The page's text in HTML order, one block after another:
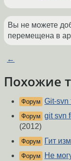
Вы не можете
перемещена в
←
Похожие
Форум Git-svn
Форум git svn
(2012)
Форум Гит
Форум
Не